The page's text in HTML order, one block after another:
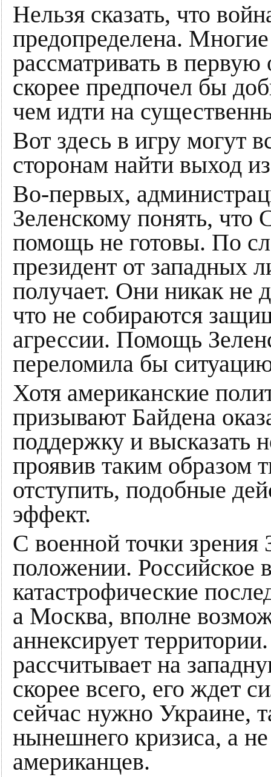
Нельзя сказать, что
предопределена.
рассматривать в
скорее предпочел бы
чем идти на
Вот здесь в игру могут
сторонам найти выход
Во-первых,
Зеленскому понять,
помощь не готовы. По
президент от западных
получает. Они никак не
что не собираются
агрессии. Помощь
переломила бы
Хотя американские
призывают Байдена
поддержку и высказать
проявив таким образом
отступить, подобные
эффект.
С военной точки зрения
положении. Российское
катастрофические
а Москва, вполне
аннексирует
рассчитывает на
скорее всего, его ждет
сейчас нужно Украине,
нынешнего кризиса, а
американцев.